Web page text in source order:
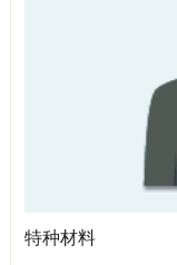
特种材料